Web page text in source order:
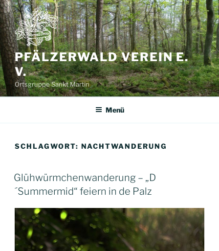
Zum
Inhalt
springen
PFÄLZERWALD VEREIN E.
V.
Ortsgruppe Sankt Martin
Menü
SCHLAGWORT: NACHTWANDERUNG
Glühwürmchenwanderung – „D
´Summermid“ feiern in de Palz